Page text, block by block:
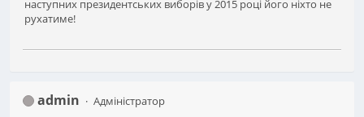
наступних президентських виборів у 2015 році його ніхто не
рухатиме!
admin
Адміністратор